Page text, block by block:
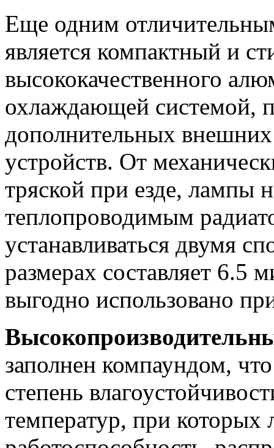
Еще одним
является компактный и
высококачественного
охлаждающей системой,
дополнительных
устройств. От
тряской при езде,
теплопроводимым
устанавливаться двумя
размерах составляет 6.5
выгодно использовано
заполнен компаундом,
степень
температур, при которых